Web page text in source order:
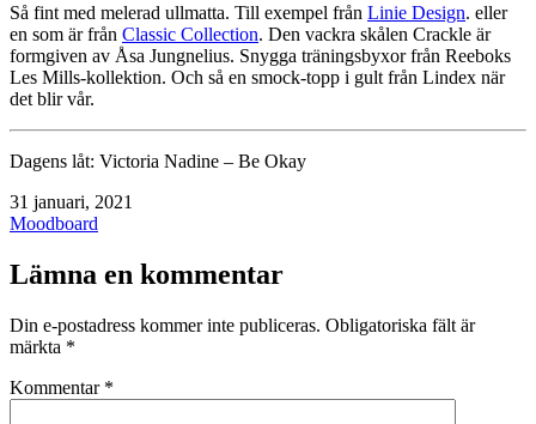
Så fint med melerad ullmatta. Till exempel från Linie Design. eller
en som är från Classic Collection. Den vackra skålen Crackle är
formgiven av Åsa Jungnelius. Snygga träningsbyxor från Reeboks
Les Mills-kollektion. Och så en smock-topp i gult från Lindex när
det blir vår.
Dagens låt: Victoria Nadine – Be Okay
Publicerat
den
31 januari, 2021
Kategoriserat
Moodboard
Lämna en kommentar
Din e-postadress kommer inte publiceras. Obligatoriska fält är
märkta *
Kommentar *